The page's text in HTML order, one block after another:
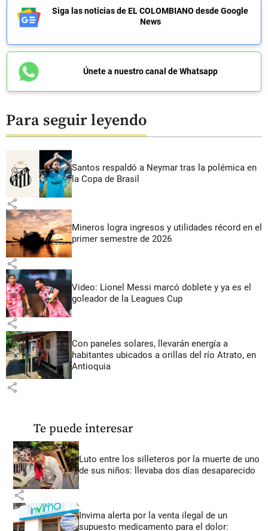
Siga las noticias de EL COLOMBIANO desde Google
News
Únete a nuestro canal de Whatsapp
Para seguir leyendo
Santos respaldó a Neymar tras la polémica en
la Copa de Brasil
share
Mineros logra ingresos y utilidades récord en el
primer semestre de 2026
share
Video: Lionel Messi marcó doblete y ya es el
goleador de la Leagues Cup
share
Con paneles solares, llevarán energía a
habitantes ubicados a orillas del río Atrato, en
Antioquia
share
Te puede interesar
Luto entre los silleteros por la muerte de uno
de sus niños: llevaba dos días desaparecido
share
Invima alerta por la venta ilegal de un
supuesto medicamento para el dolor: